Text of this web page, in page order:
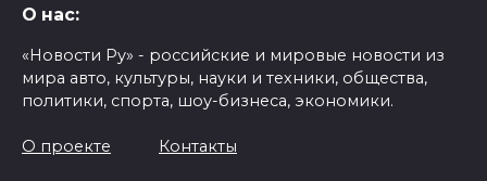
О нас:
«Новости Ру» - российские и мировые новости из
мира авто, культуры, науки и техники, общества,
политики, спорта, шоу-бизнеса, экономики.
О проекте Контакты